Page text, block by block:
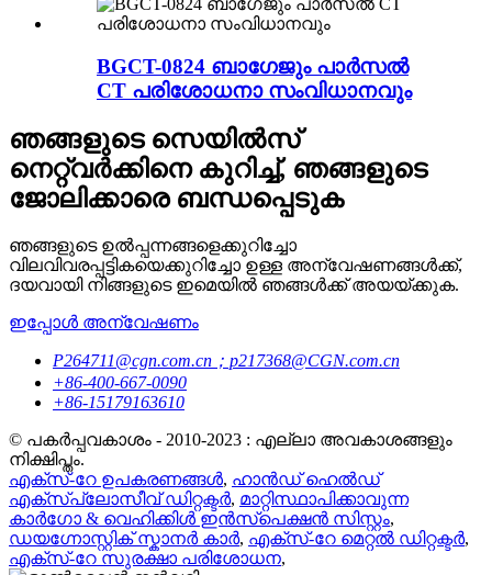
BGCT-0824 ബാഗേജും പാർസൽ
CT പരിശോധനാ സംവിധാനവും
ഞങ്ങളുടെ സെയിൽസ്
നെറ്റ്‌വർക്കിനെ കുറിച്ച്, ഞങ്ങളുടെ
ജോലിക്കാരെ ബന്ധപ്പെടുക
ഞങ്ങളുടെ ഉൽപ്പന്നങ്ങളെക്കുറിച്ചോ
വിലവിവരപ്പട്ടികയെക്കുറിച്ചോ ഉള്ള അന്വേഷണങ്ങൾക്ക്,
ദയവായി നിങ്ങളുടെ ഇമെയിൽ ഞങ്ങൾക്ക് അയയ്ക്കുക.
ഇപ്പോൾ അന്വേഷണം
P264711@cgn.com.cn；p217368@CGN.com.cn
+86-400-667-0090
+86-15179163610
© പകർപ്പവകാശം - 2010-2023 : എല്ലാ അവകാശങ്ങളും
നിക്ഷിപ്തം.
എക്സ്-റേ ഉപകരണങ്ങൾ, ഹാൻഡ് ഹെൽഡ്
എക്സ്പ്ലോസീവ് ഡിറ്റക്ടർ, മാറ്റിസ്ഥാപിക്കാവുന്ന
കാർഗോ & വെഹിക്കിൾ ഇൻസ്പെക്ഷൻ സിസ്റ്റം,
ഡയഗ്നോസ്റ്റിക് സ്കാനർ കാർ, എക്സ്-റേ മെറ്റൽ ഡിറ്റക്ടർ,
എക്സ്-റേ സുരക്ഷാ പരിശോധന,